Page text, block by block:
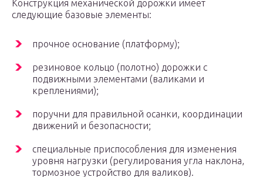
Конструкция механической дорожки имеет
следующие базовые элементы:
прочное основание (платформу);
резиновое кольцо (полотно) дорожки с
подвижными элементами (валиками и
креплениями);
поручни для правильной осанки, координации
движений и безопасности;
специальные приспособления для изменения
уровня нагрузки (регулирования угла наклона,
тормозное устройство для валиков).